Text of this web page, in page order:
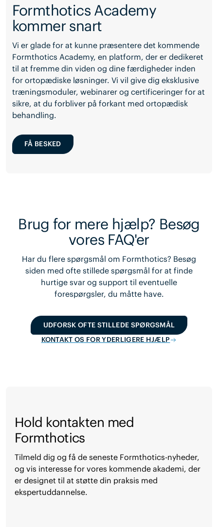
Formthotics Academy
kommer snart
Vi er glade for at kunne præsentere det kommende
Formthotics Academy, en platform, der er dedikeret
til at fremme din viden og dine færdigheder inden
for ortopædiske løsninger. Vi vil give dig eksklusive
træningsmoduler, webinarer og certificeringer for at
sikre, at du forbliver på forkant med ortopædisk
behandling.
FÅ BESKED
Brug for mere hjælp? Besøg
vores FAQ'er
Har du flere spørgsmål om Formthotics? Besøg
siden med ofte stillede spørgsmål for at finde
hurtige svar og support til eventuelle
forespørgsler, du måtte have.
UDFORSK OFTE STILLEDE SPØRGSMÅL
KONTAKT OS FOR YDERLIGERE HJÆLP
Hold kontakten med
Formthotics
Tilmeld dig og få de seneste Formthotics-nyheder,
og vis interesse for vores kommende akademi, der
er designet til at støtte din praksis med
ekspertuddannelse.